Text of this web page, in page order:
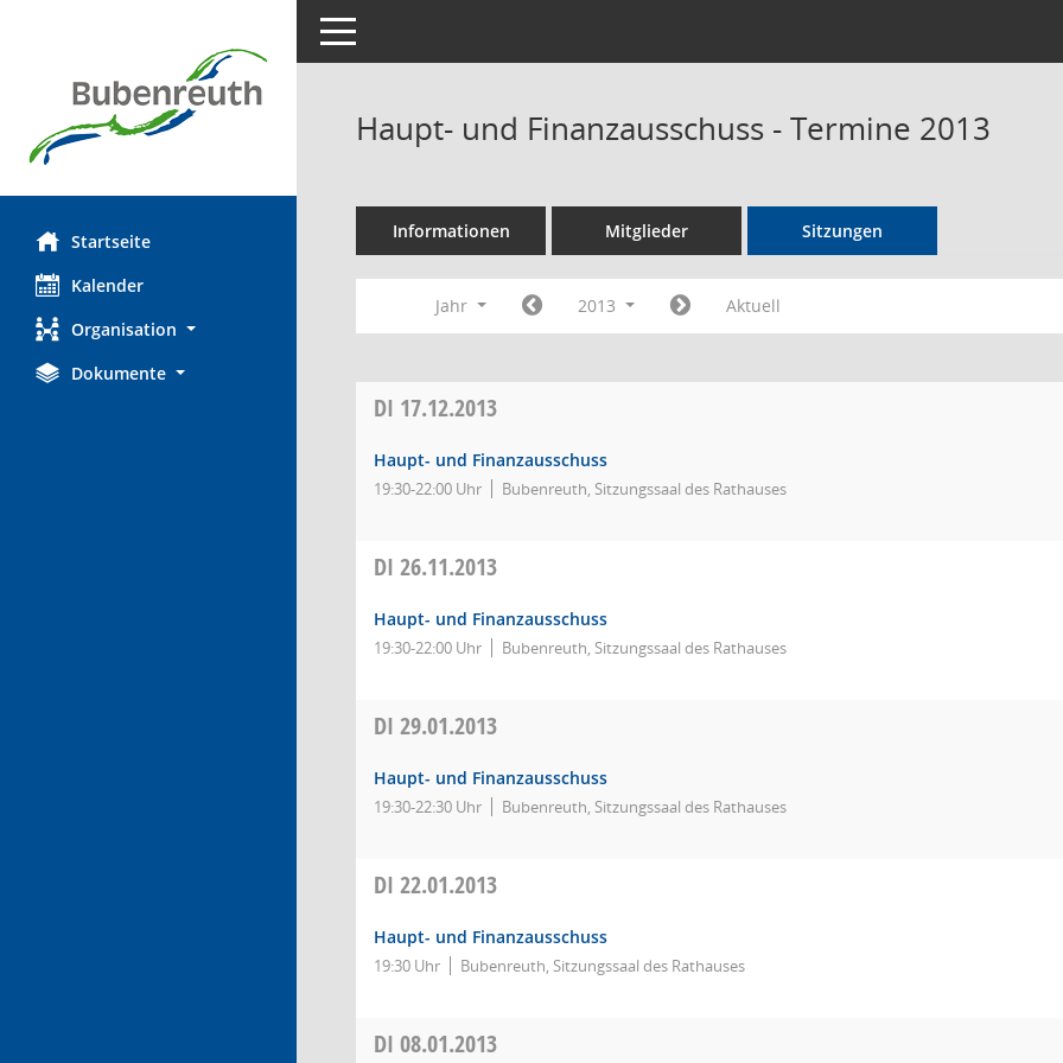
Startseite
Kalender
Organisation
Dokumente
Toggle navigation
Haupt- und Finanzausschuss - Termine 2013
Informationen Mitglieder Sitzungen
Jahr 2013 Aktuell
DI 17.12.2013
Haupt- und Finanzausschuss
19:30-22:00 Uhr Bubenreuth, Sitzungssaal des Rathauses
DI 26.11.2013
Haupt- und Finanzausschuss
19:30-22:00 Uhr Bubenreuth, Sitzungssaal des Rathauses
DI 29.01.2013
Haupt- und Finanzausschuss
19:30-22:30 Uhr Bubenreuth, Sitzungssaal des Rathauses
DI 22.01.2013
Haupt- und Finanzausschuss
19:30 Uhr Bubenreuth, Sitzungssaal des Rathauses
DI 08.01.2013